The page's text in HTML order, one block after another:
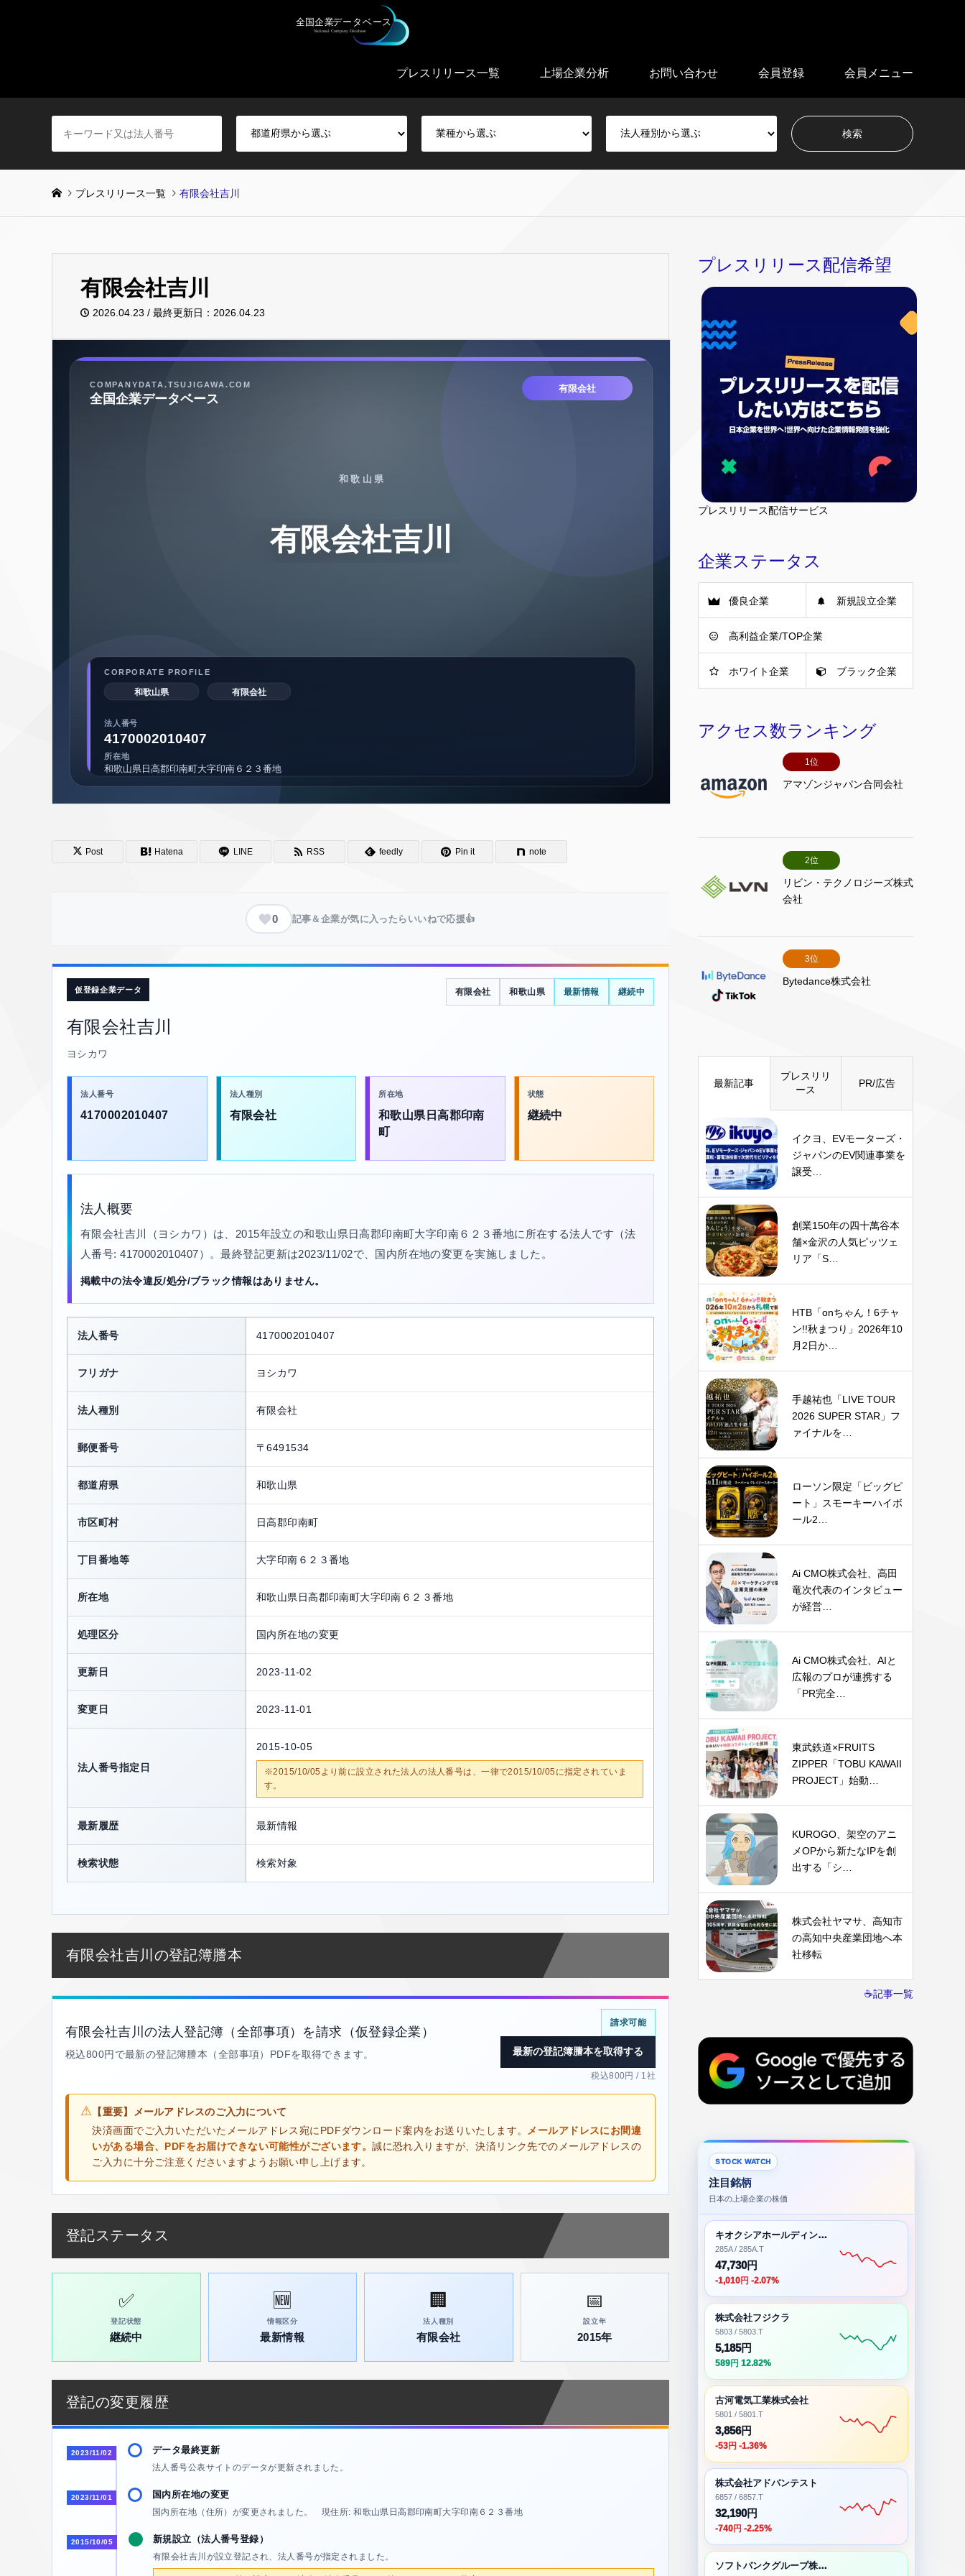
プレスリリース一覧 上場企業分析 お問い合わせ 会員登録 会員メニュー
プレスリリース一覧 有限会社吉川
有限会社吉川
2026.04.23 / 最終更新日：2026.04.23
Post Hatena LINE RSS feedly Pin it note
0 記事＆企業が気に入ったらいいねで応援👍
仮登録企業データ
有限会社吉川
ヨシカワ
有限会社 和歌山県 最新情報 継続中
法人番号
4170002010407
法人種別
有限会社
所在地
和歌山県日高郡印南
町
状態
継続中
法人概要
有限会社吉川（ヨシカワ）は、2015年設立の和歌山県日高郡印南町大字印南６２３番地に所在する法人です（法
人番号: 4170002010407）。最終登記更新は2023/11/02で、国内所在地の変更を実施しました。
掲載中の法令違反/処分/ブラック情報はありません。
法人番号 4170002010407
フリガナ ヨシカワ
法人種別 有限会社
郵便番号 〒6491534
都道府県 和歌山県
市区町村 日高郡印南町
丁目番地等 大字印南６２３番地
所在地 和歌山県日高郡印南町大字印南６２３番地
処理区分 国内所在地の変更
更新日 2023-11-02
変更日 2023-11-01
法人番号指定日
2015-10-05
※2015/10/05より前に設立された法人の法人番号は、一律で2015/10/05に指定されていま
す。
最新履歴 最新情報
検索状態 検索対象
有限会社吉川の登記簿謄本
有限会社吉川の法人登記簿（全部事項）を請求（仮登録企業）
税込800円で最新の登記簿謄本（全部事項）PDFを取得できます。
請求可能
最新の登記簿謄本を取得する
税込800円 / 1社
⚠ 【重要】メールアドレスのご入力について
決済画面でご入力いただいたメールアドレス宛にPDFダウンロード案内をお送りいたします。 メールアドレスにお間違
いがある場合、PDFをお届けできない可能性がございます。誠に恐れ入りますが、決済リンク先でのメールアドレスの
ご入力に十分ご注意くださいますようお願い申し上げます。
登記ステータス
✅
登記状態
継続中
🆕
情報区分
最新情報
🏢
法人種別
有限会社
📅
設立年
2015年
登記の変更履歴
2023/11/02 データ最終更新
法人番号公表サイトのデータが更新されました。
2023/11/01 国内所在地の変更
国内所在地（住所）が変更されました。 現住所: 和歌山県日高郡印南町大字印南６２３番地
2015/10/05 新規設立（法人番号登録）
有限会社吉川が設立登記され、法人番号が指定されました。
プレスリリース配信希望
プレスリリース配信サービス
企業ステータス
優良企業 新規設立企業
高利益企業/TOP企業
ホワイト企業 ブラック企業
アクセス数ランキング
1位
アマゾンジャパン合同会社
2位
リビン・テクノロジーズ株式
会社
3位
Bytedance株式会社
最新記事
プレスリリ
ース
PR/広告
イクヨ、EVモーターズ・
ジャパンのEV関連事業を
譲受…
創業150年の四十萬谷本
舗×金沢の人気ピッツェ
リア「S…
HTB「onちゃん！6チャ
ン!!秋まつり」2026年10
月2日か…
手越祐也「LIVE TOUR
2026 SUPER STAR」フ
ァイナルを…
ローソン限定「ビッグピ
ート」スモーキーハイボ
ール2…
Ai CMO株式会社、高田
竜次代表のインタビュー
が経営…
Ai CMO株式会社、AIと
広報のプロが連携する
「PR完全…
東武鉄道×FRUITS
ZIPPER「TOBU KAWAII
PROJECT」始動…
KUROGO、架空のアニ
メOPから新たなIPを創
出する「シ…
株式会社ヤマサ、高知市
の高知中央産業団地へ本
社移転
☕記事一覧
STOCK WATCH
注目銘柄
日本の上場企業の株価
キオクシアホールディングス株式会社
285A / 285A.T
47,730円
-1,010円 -2.07%
株式会社フジクラ
5803 / 5803.T
5,185円
589円 12.82%
古河電気工業株式会社
5801 / 5801.T
3,856円
-53円 -1.36%
株式会社アドバンテスト
6857 / 6857.T
32,190円
-740円 -2.25%
ソフトバンクグループ株式会社